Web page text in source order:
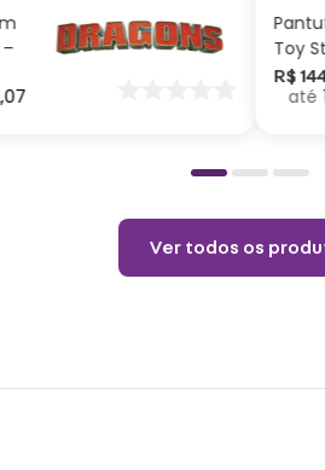
,07
Toy
R$
Ver todos os